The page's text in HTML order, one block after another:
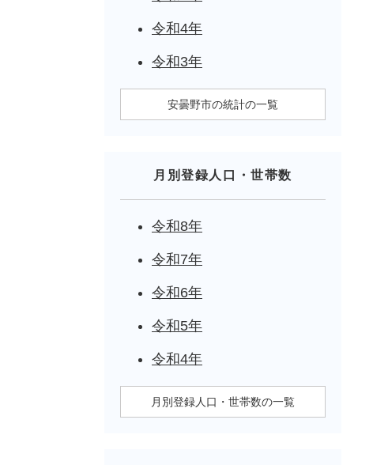
令和4年
令和3年
安曇野市の統計の一覧
月別登録人口・世帯数
令和8年
令和7年
令和6年
令和5年
令和4年
月別登録人口・世帯数の一覧